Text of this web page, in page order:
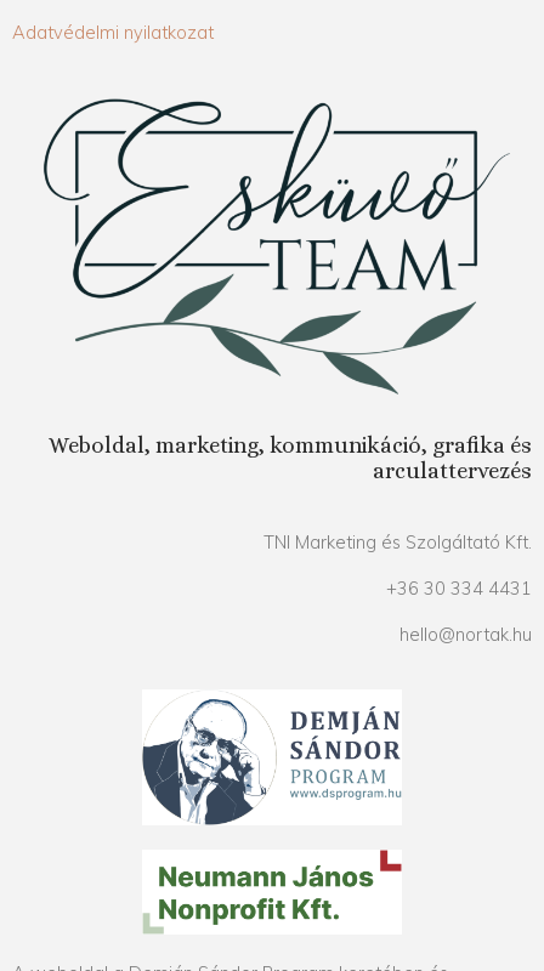
Adatvédelmi nyilatkozat
Weboldal, marketing, kommunikáció, grafika és
arculattervezés
TNI Marketing és Szolgáltató Kft.
+36 30 334 4431
hello@nortak.hu